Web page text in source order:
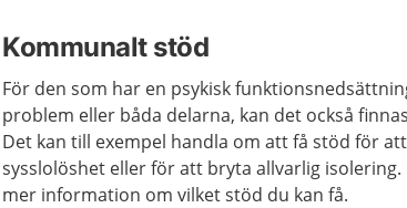
Kommunalt stöd
För den som har en psykisk
problem eller båda delarna, kan det också
Det kan till exempel handla om att få stöd för
sysslolöshet eller för att bryta allvarlig
mer information om vilket stöd du kan få.